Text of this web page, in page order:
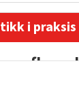
i praksis